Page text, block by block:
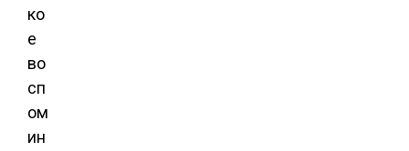
ко
е
во
сп
ом
ин